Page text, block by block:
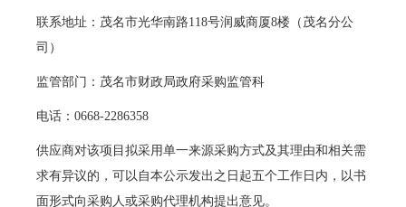
联系地址：茂名市光华南路118号润威商厦8楼（茂名分公
司）
监管部门：茂名市财政局政府采购监管科
电话：0668-2286358
供应商对该项目拟采用单一来源采购方式及其理由和相关需
求有异议的，可以自本公示发出之日起五个工作日内，以书
面形式向采购人或采购代理机构提出意见。